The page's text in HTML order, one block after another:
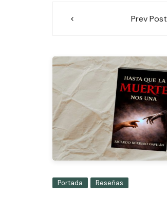
NavegaciónPrev Post
Portada Reseñas